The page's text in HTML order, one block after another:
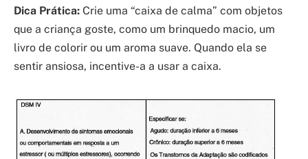
Dica Prática: Crie uma “caixa de calma” com objetos
que a criança goste, como um brinquedo macio, um
livro de colorir ou um aroma suave. Quando ela se
sentir ansiosa, incentive-a a usar a caixa.